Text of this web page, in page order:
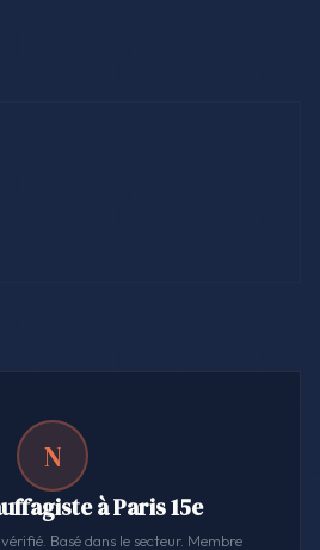
N
à Paris 15e
Basé dans le secteur. Membre